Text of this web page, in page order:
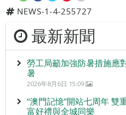
NEWS-1-4-255727
最新新聞
勞工局籲加強防暑措施應
暑
2026年8月6日 15:09
“澳門記憶”開站七周年 雙
富好禮與全城同樂